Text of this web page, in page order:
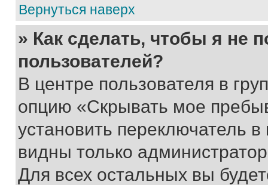
Вернуться наверх
» Как сделать, чтобы я не
пользователей?
В центре пользователя в
опцию «Скрывать мое
установить переключатель
видны только
Для всех остальных вы